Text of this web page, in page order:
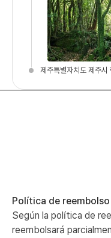
제주특별자치도 제주
Política de reembolso
Según la política de
reembolsará